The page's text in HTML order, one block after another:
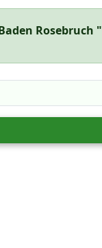
Rosebruch "